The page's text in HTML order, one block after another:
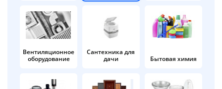
Вентиляционное
оборудование
Сантехника для
дачи
Бытовая химия
по25%каждые 2 недели
Подробнее
об оплате Плайтом